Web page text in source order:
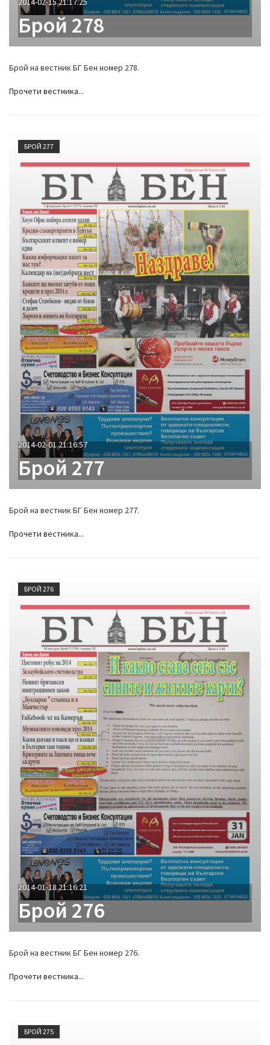
Брой 278
Брой на вестник БГ Бен номер 278.
Прочети вестника...
БРОЙ 277
2014-02-01 21:16:57
Брой 277
Брой на вестник БГ Бен номер 277.
Прочети вестника...
БРОЙ 276
2014-01-18 21:16:21
Брой 276
Брой на вестник БГ Бен номер 276.
Прочети вестника...
БРОЙ 275